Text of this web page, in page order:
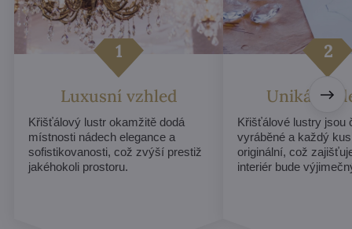
Luxusní vzhled
Křišťálový lustr okamžitě dodá
místnosti nádech elegance a
sofistikovanosti, což zvýší prestiž
jakéhokoli prostoru.
Unikátní
Křišťálové lustry jsou
vyráběné a každý
originální, což
interiér bude